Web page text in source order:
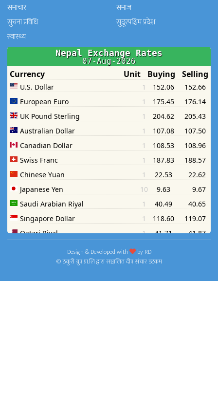
समाचार
समाज
सुचना प्रविधि
सुदूरपश्चिम प्रदेश
स्वास्थ्य
Design & Developed with byRD
© ठकुरी ग्रुप प्रा.लि द्वारा सञ्चालित दीप संचार डटकम